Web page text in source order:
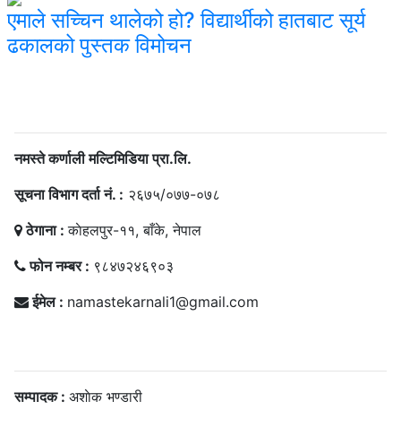
एमाले सच्चिन थालेको हो? विद्यार्थीको हातबाट सूर्य
ढकालको पुस्तक विमोचन
नमस्ते कर्णाली मल्टिमिडिया प्रा.लि.
सूचना विभाग दर्ता नं. : २६७५/०७७-०७८
ठेगाना :काेहलपुर-११, बाँके, नेपाल
फोन नम्बर : ९८४७२४६९०३
ईमेल : namastekarnali1@gmail.com
सम्पादक : अशाेक भण्डारी